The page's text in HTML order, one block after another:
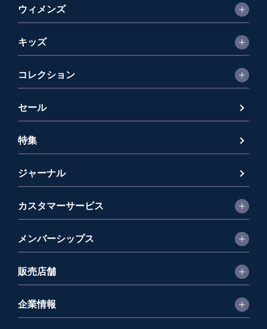
ウィメンズ
キッズ
コレクション
セール
特集
ジャーナル
カスタマーサービス
メンバーシップス
販売店舗
企業情報